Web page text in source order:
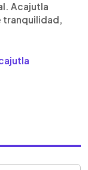
Acajutla
tranquilidad,